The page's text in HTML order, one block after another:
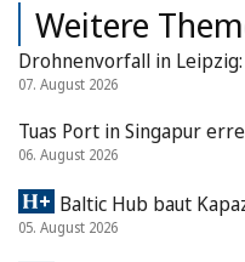
Weitere
Drohnenvorfall in
07. August 2026
Tuas Port in Singapur
06. August 2026
Baltic Hub baut
05. August 2026